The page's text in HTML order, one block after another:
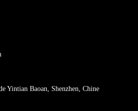
Yintian Baoan, Shenzhen, Chine